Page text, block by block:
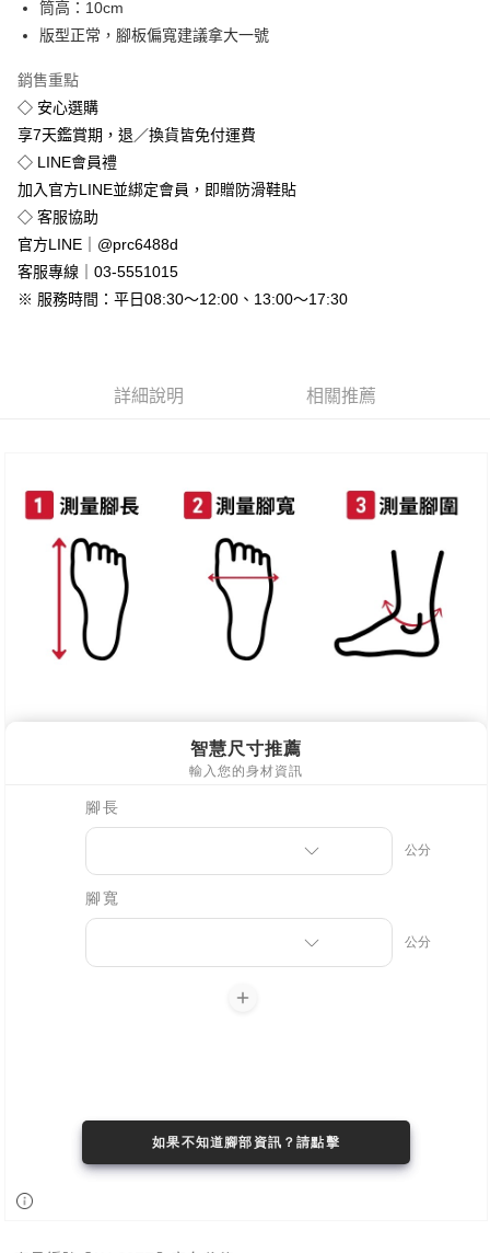
全盈+PAY
運送方式
全家付款取貨
免運費
付款後全家取貨
免運費
7-11付款取貨
每筆NT$90，滿NT$999(含以上)免運費
【宇迅國際】限一般住址，不支援智能櫃
筒高：10cm
版型正常，腳板偏寬建議拿大一號
銷售重點
◇ 安心選購
享7天鑑賞期，退／換貨皆免付運費
◇ LINE會員禮
加入官方LINE並綁定會員，即贈防滑鞋貼
◇ 客服協助
官方LINE｜@prc6488d
客服專線｜03-5551015
※ 服務時間：平日08:30～12:00、13:00～17:30
詳細說明 相關推薦